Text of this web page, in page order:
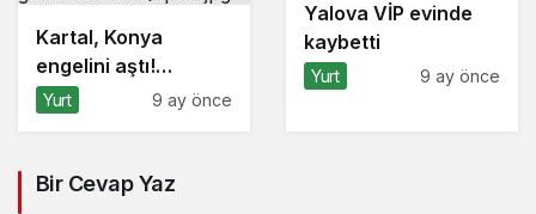
Kartal, Konya
engelini aştı!
Beşiktaş 3 puanı 2
Yurt 9 ay önce
Yalova VİP evinde
kaybetti
Yurt 9 ay önce
Bir Cevap Yaz